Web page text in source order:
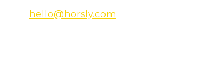
hello@horsly.com